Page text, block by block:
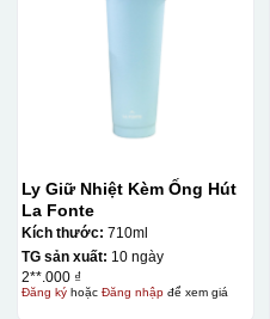
Ly Giữ Nhiệt Kèm Ống Hút
La Fonte
Kích thước: 710ml
TG sản xuất: 10 ngày
2**.000 ₫
Đăng kýhoặc Đăng nhậpđể xem giá